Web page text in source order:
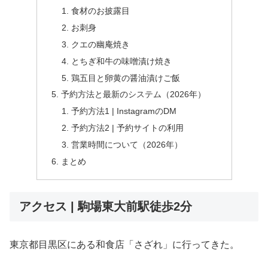
食材のお披露目
お刺身
クエの幽庵焼き
とちぎ和牛の味噌漬け焼き
鶏五目と卵黄の醤油漬けご飯
予約方法と最新のシステム（2026年）
予約方法1 | InstagramのDM
予約方法2 | 予約サイトの利用
営業時間について（2026年）
まとめ
アクセス | 駒場東大前駅徒歩2分
東京都目黒区にある和食店「さざれ」に行ってきた。